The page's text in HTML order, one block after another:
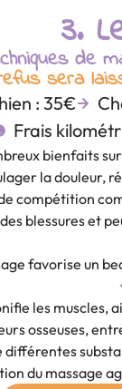
3.
de
sera
: 35€
Frais
bienfaits
la
compétition
blessures et
favorise un
les muscles,
osseuses,
du massage